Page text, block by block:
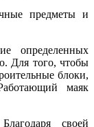
предметы и
определенных
Для того, чтобы
блоки,
маяк
своей